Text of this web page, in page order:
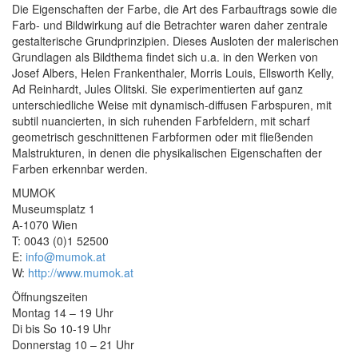
Die Eigenschaften der Farbe, die Art des Farbauftrags sowie die
Farb- und Bildwirkung auf die Betrachter waren daher zentrale
gestalterische Grundprinzipien. Dieses Ausloten der malerischen
Grundlagen als Bildthema findet sich u.a. in den Werken von
Josef Albers, Helen Frankenthaler, Morris Louis, Ellsworth Kelly,
Ad Reinhardt, Jules Olitski. Sie experimentierten auf ganz
unterschiedliche Weise mit dynamisch-diffusen Farbspuren, mit
subtil nuancierten, in sich ruhenden Farbfeldern, mit scharf
geometrisch geschnittenen Farbformen oder mit fließenden
Malstrukturen, in denen die physikalischen Eigenschaften der
Farben erkennbar werden.
MUMOK
Museumsplatz 1
A-1070 Wien
T: 0043 (0)1 52500
E: info@mumok.at
W: http://www.mumok.at
Öffnungszeiten
Montag 14 – 19 Uhr
Di bis So 10-19 Uhr
Donnerstag 10 – 21 Uhr